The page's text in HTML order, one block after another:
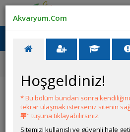
Ana Menü
Ana Sayfa
Tatlı Su Canlıları
Tropheus sp. ''Black'' Mboko
Akvaryum.Com
Hoşgeldiniz!
* Bu bölüm bundan sonra
tekrar ulaşmak isterseniz sitenin
" tuşuna tıklayabilirsiniz.
Sitemizi kullanışlı ve güvenli hale